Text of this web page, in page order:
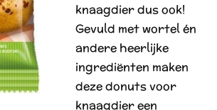
knaagdier dus ook!
Gevuld met wortel én
andere heerlijke
ingrediënten maken
deze donuts voor
knaagdier een